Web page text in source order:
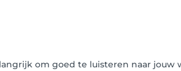
om goed te luisteren naar jouw